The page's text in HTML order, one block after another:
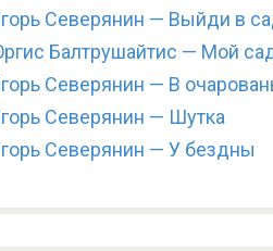
Северянин — Выйди в
Балтрушайтис — Мой
Северянин — В
Северянин — Шутка
Северянин — У бездны